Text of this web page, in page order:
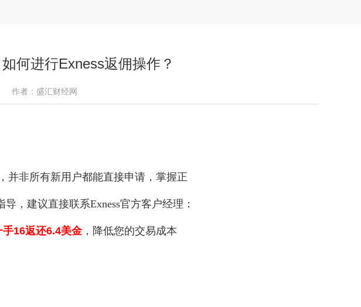
何进行Exness返佣操作？
作者：盛汇财经网
并非所有新用户都能直接申请，掌握正
，建议直接联系Exness官方客户经理：
16返还6.4美金，降低您的交易成本